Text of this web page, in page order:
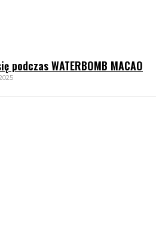
podczas WATERBOMB MACAO